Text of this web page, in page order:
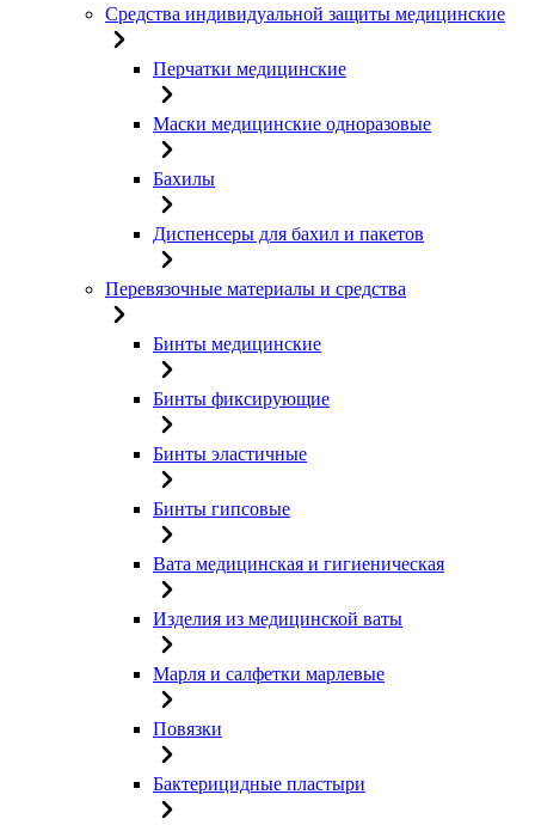
Средства индивидуальной защиты медицинские
Перчатки медицинские
Маски медицинские одноразовые
Бахилы
Диспенсеры для бахил и пакетов
Перевязочные материалы и средства
Бинты медицинские
Бинты фиксирующие
Бинты эластичные
Бинты гипсовые
Вата медицинская и гигиеническая
Изделия из медицинской ваты
Марля и салфетки марлевые
Повязки
Бактерицидные пластыри